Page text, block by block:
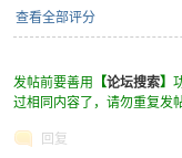
查看全部评分
发帖前要善用 【论坛搜索】
过相同内容了，请勿重复发帖
回复